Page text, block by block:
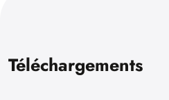
Téléchargements